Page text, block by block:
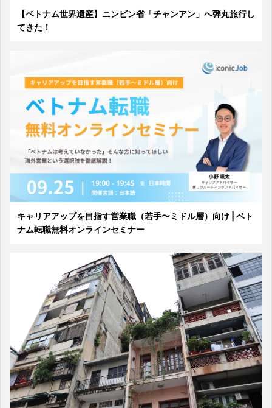
【ベトナム世界遺産】ニンビン省「チャンアン」へ弾丸旅行し
てきた！
キャリアアップを目指す営業職（若手〜ミドル層）向け | ベト
ナム転職無料オンラインセミナー